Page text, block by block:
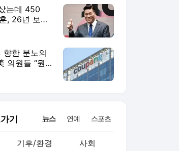
는데 450
, 26년 보유
매각 추진
향한 분노의
의원들 “뭔
을 검열하
기 뉴스 연예 스포츠
기후/환경 사회